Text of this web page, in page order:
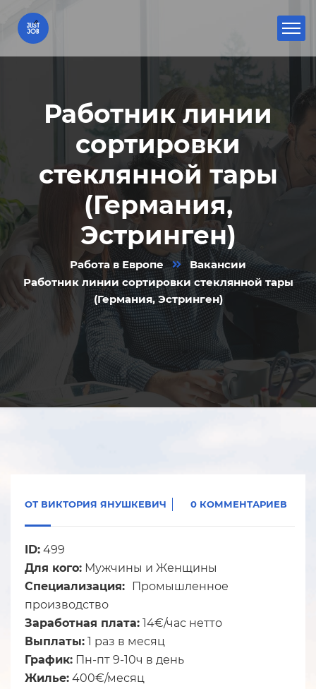
Работник линии
сортировки
стеклянной тары
(Германия,
Эстринген)
Работа в Европе
Вакансии
Работник линии сортировки стеклянной тары
(Германия, Эстринген)
ОТ ВИКТОРИЯ ЯНУШКЕВИЧ 0 КОММЕНТАРИЕВ
ID: 499
Для кого: Мужчины и Женщины
Специализация:
Промышленное
производство
Заработная плата: 14€/час нетто
Выплаты: 1 раз в месяц
График: Пн-пт 9-10ч в день
Жилье: 400€/месяц